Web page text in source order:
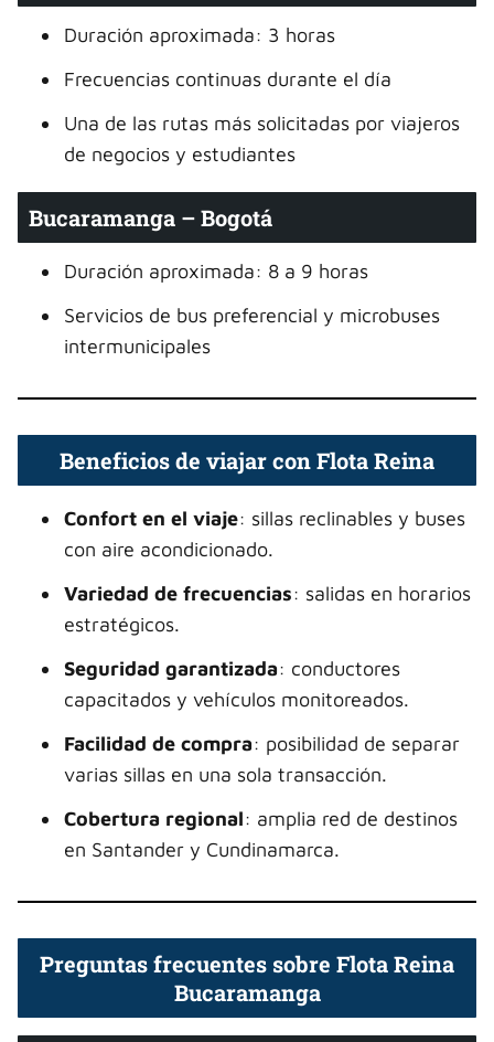
Duración aproximada: 3 horas
Frecuencias continuas durante el día
Una de las rutas más solicitadas por viajeros
de negocios y estudiantes
Bucaramanga – Bogotá
Duración aproximada: 8 a 9 horas
Servicios de bus preferencial y microbuses
intermunicipales
Beneficios de viajar con Flota Reina
Confort en el viaje: sillas reclinables y buses
con aire acondicionado.
Variedad de frecuencias: salidas en horarios
estratégicos.
Seguridad garantizada: conductores
capacitados y vehículos monitoreados.
Facilidad de compra: posibilidad de separar
varias sillas en una sola transacción.
Cobertura regional: amplia red de destinos
en Santander y Cundinamarca.
Preguntas frecuentes sobre Flota Reina
Bucaramanga